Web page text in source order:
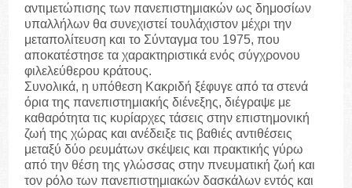
αντιμετώπισης των πανεπιστημιακών ως δημοσίων
υπαλλήλων θα συνεχιστεί τουλάχιστον μέχρι την
μεταπολίτευση και το Σύνταγμα του 1975, που
αποκατέστησε τα χαρακτηριστικά ενός σύγχρονου
φιλελεύθερου κράτους.
Συνολικά, η υπόθεση Κακριδή ξέφυγε από τα στενά
όρια της πανεπιστημιακής διένεξης, διέγραψε με
καθαρότητα τις κυρίαρχες τάσεις στην επιστημονική
ζωή της χώρας και ανέδειξε τις βαθιές αντιθέσεις
μεταξύ δύο ρευμάτων σκέψεις και πρακτικής γύρω
από την θέση της γλώσσας στην πνευματική ζωή και
τον ρόλο των πανεπιστημιακών δασκάλων εντός και